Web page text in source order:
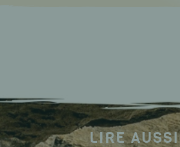
LIRE AUSSI